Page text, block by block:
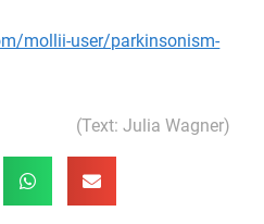
mollii-user/parkinsonism-
(Text: Julia Wagner)